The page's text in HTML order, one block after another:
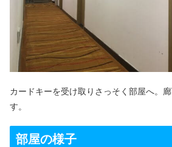
カードキーを受け取りさっそく部屋へ。
す。
部屋の様子